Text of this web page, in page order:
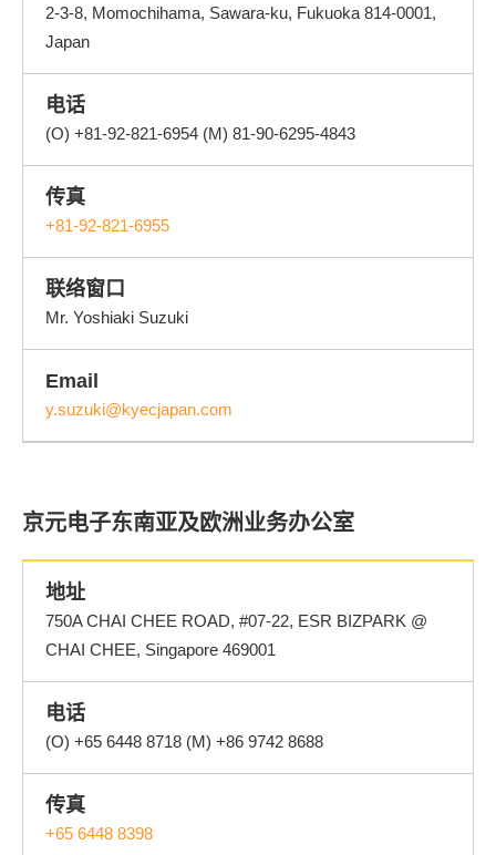
2-3-8, Momochihama, Sawara-ku, Fukuoka 814-0001,
Japan
电话
(O) +81-92-821-6954 (M) 81-90-6295-4843
传真
+81-92-821-6955
联络窗口
Mr. Yoshiaki Suzuki
Email
y.suzuki@kyecjapan.com
京元电子东南亚及欧洲业务办公室
地址
750A CHAI CHEE ROAD, #07-22, ESR BIZPARK @
CHAI CHEE, Singapore 469001
电话
(O) +65 6448 8718 (M) +86 9742 8688
传真
+65 6448 8398